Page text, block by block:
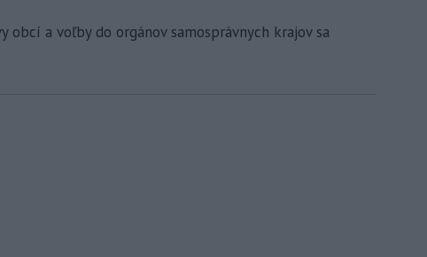
obcí a voľby do orgánov samosprávnych krajov sa